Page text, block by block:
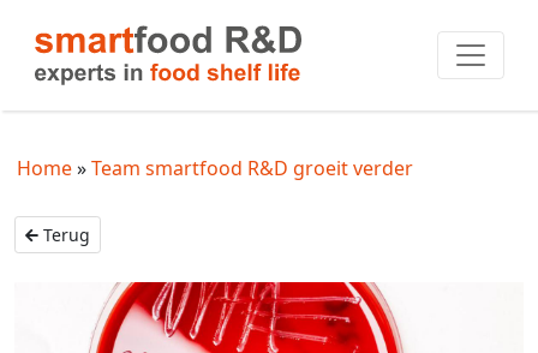
Home Team smartfood R&D groeit verder
Terug